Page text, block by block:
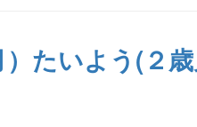
）たいよう(２